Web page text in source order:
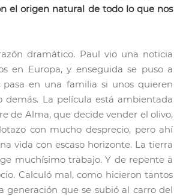
el origen natural de todo lo que nos
dramático. Paul vio una noticia
en Europa, y enseguida se puso a
pasa en una familia si unos quieren
La película está ambientada
de Alma, que decide vender el olivo,
con mucho desprecio, pero ahí
vida con escaso horizonte. La tierra
muchísimo trabajo. Y de repente a
Calculó mal, como hicieron tantos
generación que se subió al carro del